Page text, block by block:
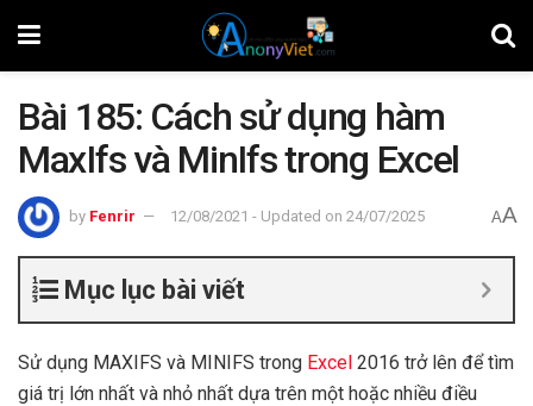
Bài 185: Cách sử dụng hàm
MaxIfs và MinIfs trong Excel
by Fenrir 12/08/2021 - Updated on 24/07/2025 AA
Mục lục bài viết
Sử dụng MAXIFS và MINIFS trong Excel 2016 trở lên để tìm
giá trị lớn nhất và nhỏ nhất dựa trên một hoặc nhiều điều